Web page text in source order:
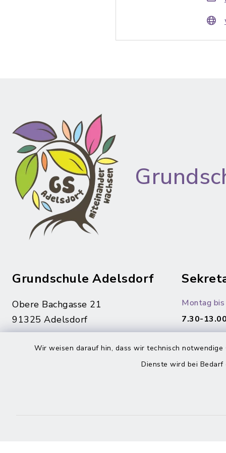
Wir weisen darauf hin, dass wir technisch
Dienste wird bei
Grundschule Adelsdorf
Obere Bachgasse 21
91325 Adelsdorf
Montag
7.30-